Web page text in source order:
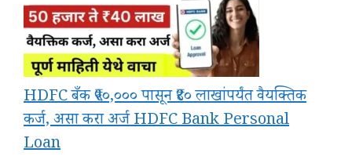
HDFC बँक ₹५०,००० पासून ₹४० लाखांपर्यंत वैयक्तिक
कर्ज, असा करा अर्ज HDFC Bank Personal
Loan